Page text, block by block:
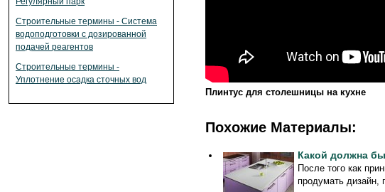
Строительные термины - Система
водоподготовки с дозированной
подачей реагентов
Строительные термины -
Уплотнение осадка сточных вод
Плинтус для столешницы на кухне
Похожие Материалы:
Какой должна
После того как
продумать дизайн,